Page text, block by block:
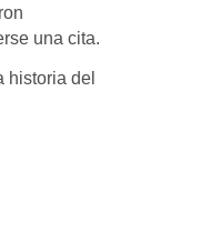
una cita.
historia del